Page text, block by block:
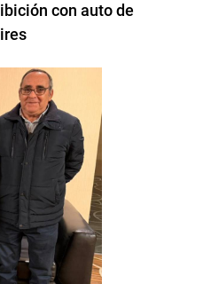
con auto de